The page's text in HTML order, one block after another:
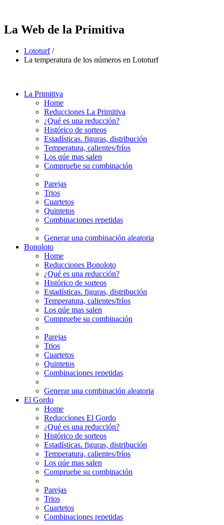
La Web de la Primitiva
Lototurf /
La temperatura de los números en Lototurf
La Primitiva
Home
Reducciones La Primitiva
¿Qué es una reducción?
Histórico de sorteos
Estadísticas. figuras, distribución
Temperatura, calientes/fríos
Los qúe mas salen
Compruebe su combinación
Parejas
Trios
Cuartetos
Quintetos
Combinaciones repetidas
Generar una combinación aleatoria
Bonoloto
Home
Reducciones Bonoloto
¿Qué es una reducción?
Histórico de sorteos
Estadísticas. figuras, distribución
Temperatura, calientes/fríos
Los qúe mas salen
Compruebe su combinación
Parejas
Trios
Cuartetos
Quintetos
Combinaciones repetidas
Generar una combinación aleatoria
El Gordo
Home
Reducciones El Gordo
¿Qué es una reducción?
Histórico de sorteos
Estadísticas. figuras, distribución
Temperatura, calientes/fríos
Los qúe mas salen
Compruebe su combinación
Parejas
Trios
Cuartetos
Combinaciones repetidas